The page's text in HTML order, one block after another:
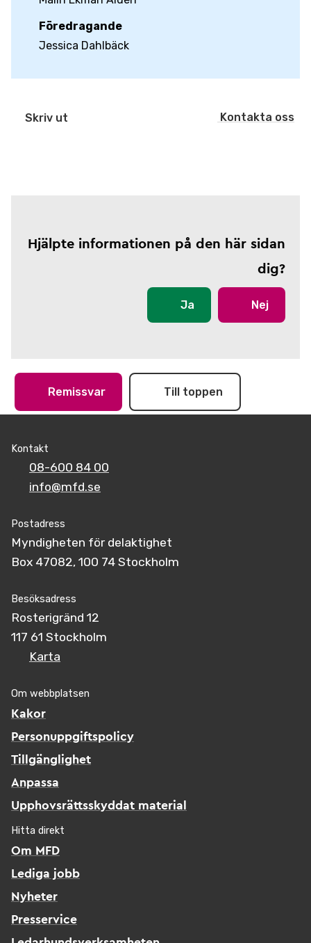
Föredragande
Jessica Dahlbäck
Skriv ut Kontakta oss
Hjälpte informationen på den här sidan
dig?
Ja Nej
Remissvar Till toppen
Kontakt
08-600 84 00
info@mfd.se
Postadress
Myndigheten för delaktighet
Box 47082, 100 74 Stockholm
Besöksadress
Rosterigränd 12
117 61 Stockholm
Karta
Om webbplatsen
Kakor
Personuppgiftspolicy
Tillgänglighet
Anpassa
Upphovsrättsskyddat material
Hitta direkt
Om MFD
Lediga jobb
Nyheter
Presservice